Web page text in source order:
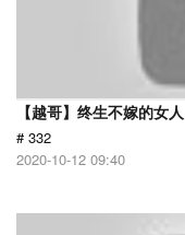
【越哥】终生不嫁的女
# 332
2020-10-12 09:40